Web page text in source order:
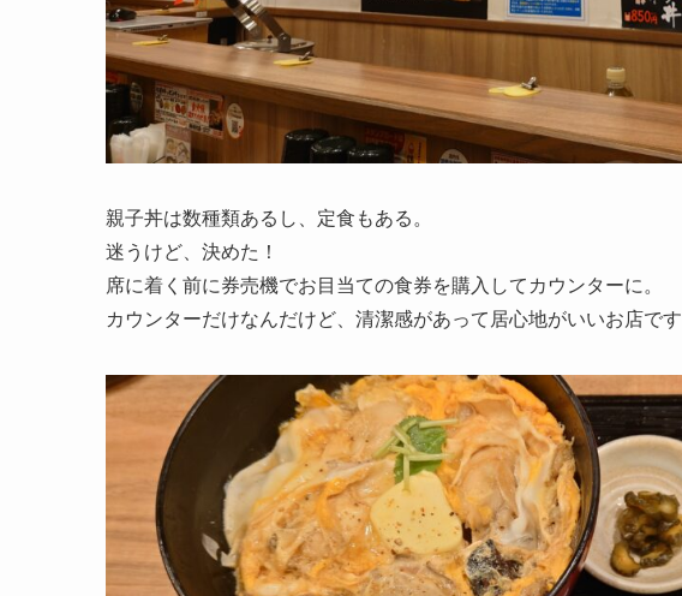
親子丼は数種類あるし、定食もある。
迷うけど、決めた！
席に着く前に券売機でお目当ての食券を購入してカウンターに。
カウンターだけなんだけど、清潔感があって居心地がいいお店です